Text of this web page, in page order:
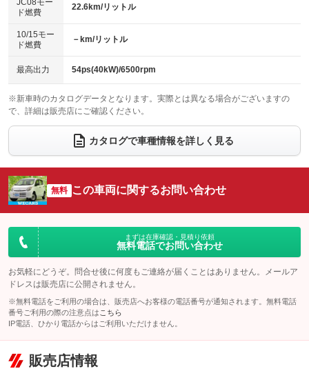
電動格納ミラー
：装備なし
パワーシート
ベンチシート
：装備なし
チップアップシート
：装備なし
：装備なし ：装備なし
ウォークスルー
：装備なし
電動リアゲート フロントカメラ
：装備なし
：装備なし ：装備なし
サイドカメラ
：装備なし ルーフレール
：装備なし
：装備なし
：装備なし
JC08モー
ド燃費
22.6km/リットル
10/15モー
ド燃費
－km/リットル
最高出力 54ps(40kW)/6500rpm
※新車時のカタログデータとなります。実際とは異なる場合がございますの
で、詳細は販売店にご確認ください。
カタログで車種情報を詳しく見る
無料 この車両に関するお問い合わせ
まずは在庫確認・見積り依頼
無料電話でお問い合わせ
お気軽にどうぞ。問合せ後に何度もご連絡が届くことはありません。メールア
ドレスは販売店に公開されません。
※無料電話をご利用の場合は、販売店へお客様の電話番号が通知されます。無料電話
番号ご利用の際の注意点は こちら
IP電話、ひかり電話からはご利用いただけません。
販売店情報